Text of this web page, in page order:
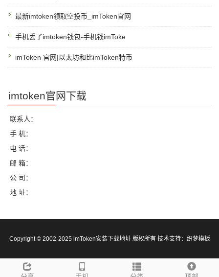
最新imtoken领取空投币_imToken官网
手机丢了imtoken钱包-手机钱imToke
imToken 官网|以太坊和比imToken特币
imtoken官网下载
联系人：
手 机：
电 话：
邮 箱：
公 司：
地 址：
Copyright © 2002-2025 imToken安装下载地址 版权所有 技术支持： 织梦模板